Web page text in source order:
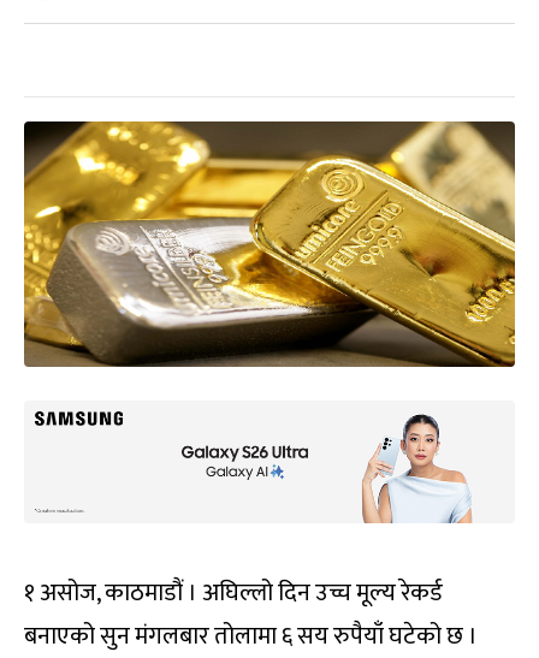
१ असोज, काठमाडौं । अघिल्लो दिन उच्च मूल्य रेकर्ड
बनाएको सुन मंगलबार तोलामा ६ सय रुपैयाँ घटेको छ ।